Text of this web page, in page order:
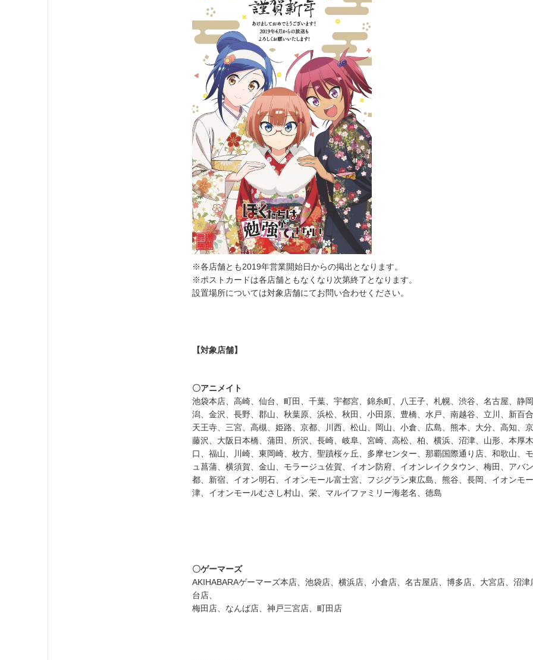
※各店舗とも2019年営業開始日からの掲出となります。
※ポストカードは各店舗ともなくなり次第終了となります。
設置場所については対象店舗にてお問い合わせください。
【対象店舗】
〇アニメイト
池袋本店、高崎、仙台、町田、千葉、宇都宮、錦糸町、八王子、札幌、渋谷、名古屋、静
潟、金沢、長野、郡山、秋葉原、浜松、秋田、小田原、豊橋、水戸、南越谷、立川、新百
天王寺、三宮、高槻、姫路、京都、川西、松山、岡山、小倉、広島、熊本、大分、高知、
藤沢、大阪日本橋、蒲田、所沢、長崎、岐阜、宮崎、高松、柏、横浜、沼津、山形、本厚
口、福山、川崎、東岡崎、枚方、聖蹟桜ヶ丘、多摩センター、那覇国際通り店、和歌山、
ュ菖蒲、横須賀、金山、モラージュ佐賀、イオン防府、イオンレイクタウン、梅田、アバ
都、新宿、イオン明石、イオンモール富士宮、フジグラン東広島、熊谷、長岡、イオンモ
津、イオンモールむさし村山、栄、マルイファミリー海老名、徳島
〇ゲーマーズ
AKIHABARAゲーマーズ本店、池袋店、横浜店、小倉店、名古屋店、博多店、大宮店、沼津
台店、
梅田店、なんば店、神戸三宮店、町田店